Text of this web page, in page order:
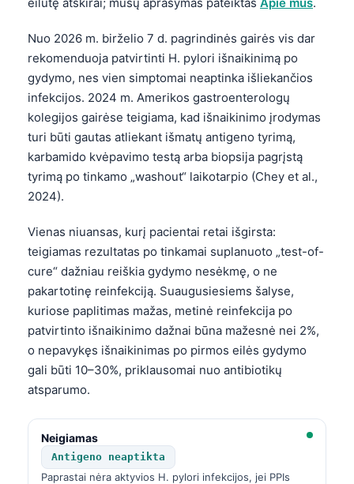
Nuo 2026 m. birželio 7 d. pagrindinės gairės vis dar
rekomenduoja patvirtinti H. pylori išnaikinimą po
gydymo, nes vien simptomai neaptinka išliekančios
infekcijos. 2024 m. Amerikos gastroenterologų
kolegijos gairėse teigiama, kad išnaikinimo įrodymas
turi būti gautas atliekant išmatų antigeno tyrimą,
karbamido kvėpavimo testą arba biopsija pagrįstą
tyrimą po tinkamo „washout“ laikotarpio (Chey et al.,
2024).
Vienas niuansas, kurį pacientai retai išgirsta:
teigiamas rezultatas po tinkamai suplanuoto „test-of-
cure“ dažniau reiškia gydymo nesėkmę, o ne
pakartotinę reinfekciją. Suaugusiesiems šalyse,
kuriose paplitimas mažas, metinė reinfekcija po
patvirtinto išnaikinimo dažnai būna mažesnė nei 2%,
o nepavykęs išnaikinimas po pirmos eilės gydymo
gali būti 10–30%, priklausomai nuo antibiotikų
atsparumo.
Neigiamas
Antigeno neaptikta
Paprastai nėra aktyvios H. pylori infekcijos, jei PPIs